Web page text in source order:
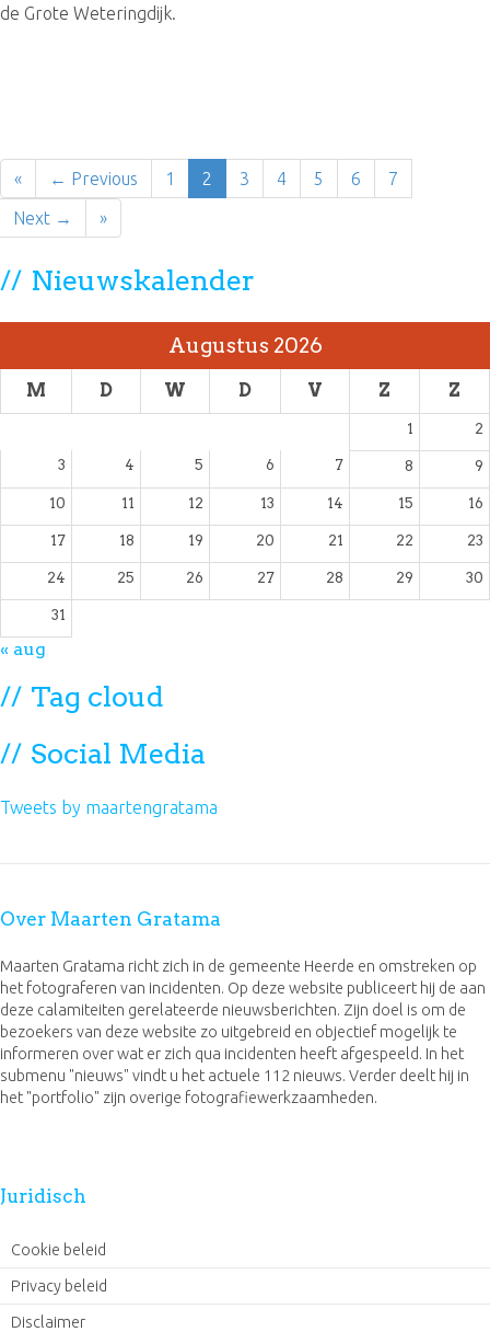
de Grote Weteringdijk.
« ← Previous 1 2 3 4 5 6
7
Next →
»
Nieuwskalender
Augustus 2026
M D W D V Z Z
1 2
3 4 5 6 7 8 9
10 11 12 13 14 15 16
17 18 19 20 21 22 23
24 25 26 27 28 29 30
31
« aug
Tag cloud
Social Media
Tweets by maartengratama
Over Maarten Gratama
Maarten Gratama richt zich in de gemeente Heerde en omstreken op
het fotograferen van incidenten. Op deze website publiceert hij de aan
deze calamiteiten gerelateerde nieuwsberichten. Zijn doel is om de
bezoekers van deze website zo uitgebreid en objectief mogelijk te
informeren over wat er zich qua incidenten heeft afgespeeld. In het
submenu "nieuws" vindt u het actuele 112 nieuws. Verder deelt hij in
het "portfolio" zijn overige fotografiewerkzaamheden.
Juridisch
Cookie beleid
Privacy beleid
Disclaimer